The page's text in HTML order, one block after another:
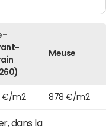
Meuse
€/m2 878 €/m2
dans la